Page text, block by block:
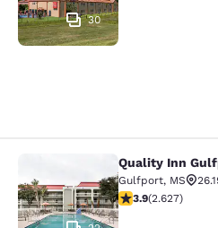
30
Quality InnQuality Inn
Gulfport, MS
classificação 3.93
3.9(2.627)